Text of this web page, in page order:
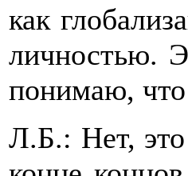
как
личностью.
понимаю,
Л.Б.: Нет,